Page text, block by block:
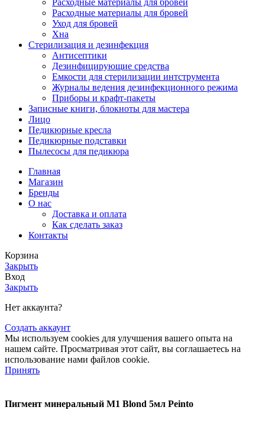
Расходные материалы для бровей
Уход для бровей
Хна
Стерилизация и дезинфекция
Антисептики
Дезинфицирующие средства
Емкости для стерилизации интструмента
Журналы ведения дезинфекционного режима
Приборы и крафт-пакеты
Записные книги, блокноты для мастера
Лицо
Педикюрные кресла
Педикюрные подставки
Пылесосы для педикюра
Главная
Магазин
Бренды
О нас
Доставка и оплата
Как сделать заказ
Контакты
Корзина
Закрыть
Вход
Закрыть
Нет аккаунта?
Создать аккаунт
Мы используем cookies для улучшения вашего опыта на
нашем сайте. Просматривая этот сайт, вы соглашаетесь на
использование нами файлов cookie.
Принять
Пигмент минеральный M1 Blond 5мл Peinto